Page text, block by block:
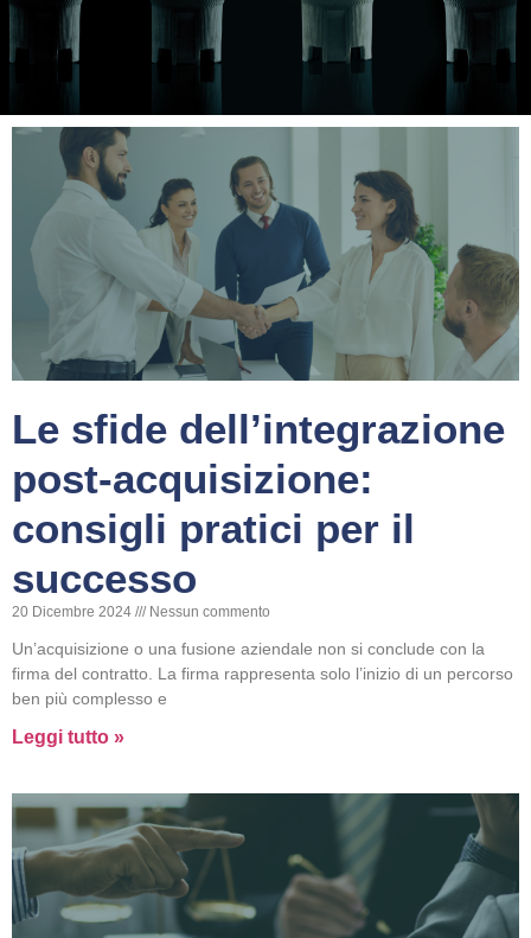
Le sfide dell’integrazione
post-acquisizione:
consigli pratici per il
successo
20 Dicembre 2024 Nessun commento
Un’acquisizione o una fusione aziendale non si conclude con la
firma del contratto. La firma rappresenta solo l’inizio di un percorso
ben più complesso e
Leggi tutto »